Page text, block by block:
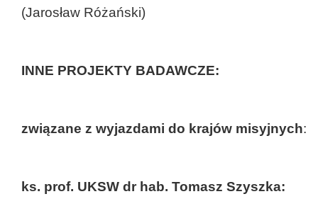
(Jarosław Różański)
INNE PROJEKTY BADAWCZE:
związane z wyjazdami do krajów misyjnych:
ks. prof. UKSW dr hab. Tomasz Szyszka: